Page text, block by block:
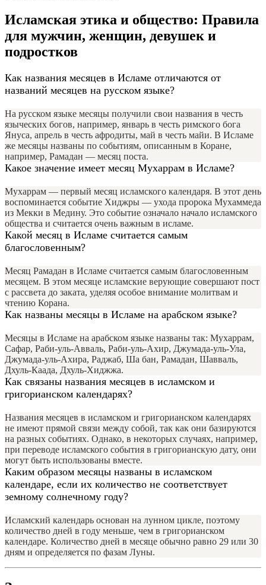
Исламская этика и общество: Правила
для мужчин, женщин, девушек и
подростков
Как названия месяцев в Исламе отличаются от
названий месяцев на русском языке?
На русском языке месяцы получили свои названия в честь
языческих богов, например, январь в честь римского бога
Януса, апрель в честь афродиты, май в честь майи. В Исламе
же месяцы названы по событиям, описанным в Коране,
например, Рамадан — месяц поста.
Какое значение имеет месяц Мухаррам в Исламе?
Мухаррам — первый месяц исламского календаря. В этот день
воспоминается событие Хиджры — ухода пророка Мухаммеда
из Мекки в Медину. Это событие означало начало исламского
общества и считается очень важным в исламе.
Какой месяц в Исламе считается самым
благословенным?
Месяц Рамадан в Исламе считается самым благословенным
месяцем. В этом месяце исламские верующие совершают пост
с рассвета до заката, уделяя особое внимание молитвам и
чтению Корана.
Как названы месяцы в Исламе на арабском языке?
Месяцы в Исламе на арабском языке названы так: Мухаррам,
Сафар, Раби-уль-Авваль, Раби-уль-Ахир, Джумада-уль-Ула,
Джумада-уль-Ахира, Раджаб, Ша бан, Рамадан, Шавваль,
Дхуль-Каада, Дхуль-Хиджжа.
Как связаны названия месяцев в исламском и
григорианском календарях?
Названия месяцев в исламском и григорианском календарях
не имеют прямой связи между собой, так как они базируются
на разных событиях. Однако, в некоторых случаях, например,
при переводе исламского события в григорианскую дату, они
могут быть использованы вместе.
Каким образом месяцы названы в исламском
календаре, если их количество не соответствует
земному солнечному году?
Исламский календарь основан на лунном цикле, поэтому
количество дней в году меньше, чем в григорианском
календаре. Количество дней в месяце обычно равно 29 или 30
дням и определяется по фазам Луны.